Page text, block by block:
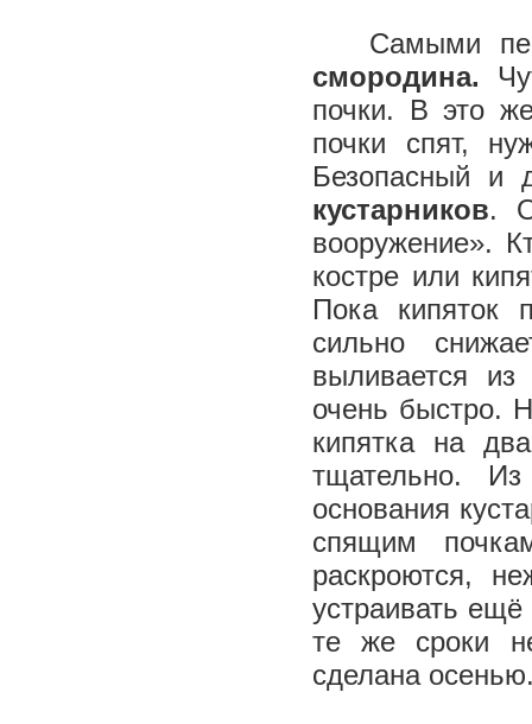
Самыми
смородина.
почки. В это
почки спят,
Безопасный и
кустарников.
вооружение».
костре или
Пока кипяток
сильно
выливается
очень быстро.
кипятка на
тщательно.
основания
спящим
раскроются,
устраивать ещё
те же сроки
сделана